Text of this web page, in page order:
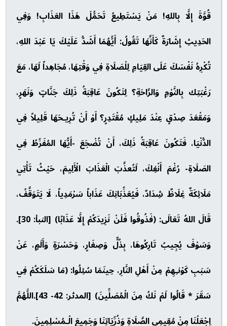
قُوَّةَ إِلَّا بِاللهِ! مَنْ يَسْتَطِيعُ تَحَمُّلَ هَذَا العَذَابِ! وَفِي
الحَدِيثِ إِشَارَةٌ كَأَنَّهَا تَقُولُ: أَيُّهُمَا أَشَدُّ عَلَيْكَ يَا عَبْدَ اللهِ،
تُكْرِهُ نَفْسَكَ عَلَى القِيَامِ لِلْصَلَاةِ فِي وَقْتِهَا، مُجَاهِداً لَهَا، مَعَ
رَغْبَتِك بِالنَّوْمِ وَالرَّاحَةِ؟ لِتَكُونَ عَاقِبَةُ ذَلِكَ جَنَّاتٍ وَنَهَرٍ،
وَمَقْعَدَ صِدْقٍ عِنْدَ مَلِيكٍ مُقْتَدِرٍ؟ أَوْ أَنْ تُرِيـحَهَا قَلِيلاً فِي
الدُّنْيَا، فَتَكُونَ عَاقِبَةُ ذَلِكَ، أَنْ تُضْجَعَ -أَيُّهَا المُفَرِّطُ فِي
الصَلَاةِ- رُغْمَ أَنْفِكَ، لَتُعذَّبَ الْعَذَابَ الْأَلِيمَ، حَيْثُ تَأْتِي
مَلَائِكَةٌ غِلَاظٌ شِدَادٌ، فَيُعَذِّبَانِكَ عَذَاباً سَرْمَدِياً، لَا يَتَوَقَّفُ،
قَالَ اللهُ تَعَالَى: (فَذُوقُوا فَلَنْ نَزِيدَكُمْ إِلَّا عَذَابًا) [النبأ: 30].
وَسَوْفَ يُجِيبُ تَارِكُوهَا، بِذُلٍّ وَصِغَارٍ، وَحَسْرَةٍ وَأَلَمٍ، عَنْ
سَبَبِ كَوْنـِهِمْ مِنْ أَهْلِ النَّارِ، حِينَمَا سُئِلُوا: (مَا سَلَكَكُمْ فِي
سَقَرَ * قَالُوا لَمْ نَكُ مِنَ الْمُصَلِّينَ) [المدثر: 42- 43].اللَّهُمَّ
اِجْعَلْنَا مِنْ مُقِيمِي الصَّلَاةِ وَذُرِّيَاتِنَا وَجَمِيعَ الْـمُسْلِمِينَ.